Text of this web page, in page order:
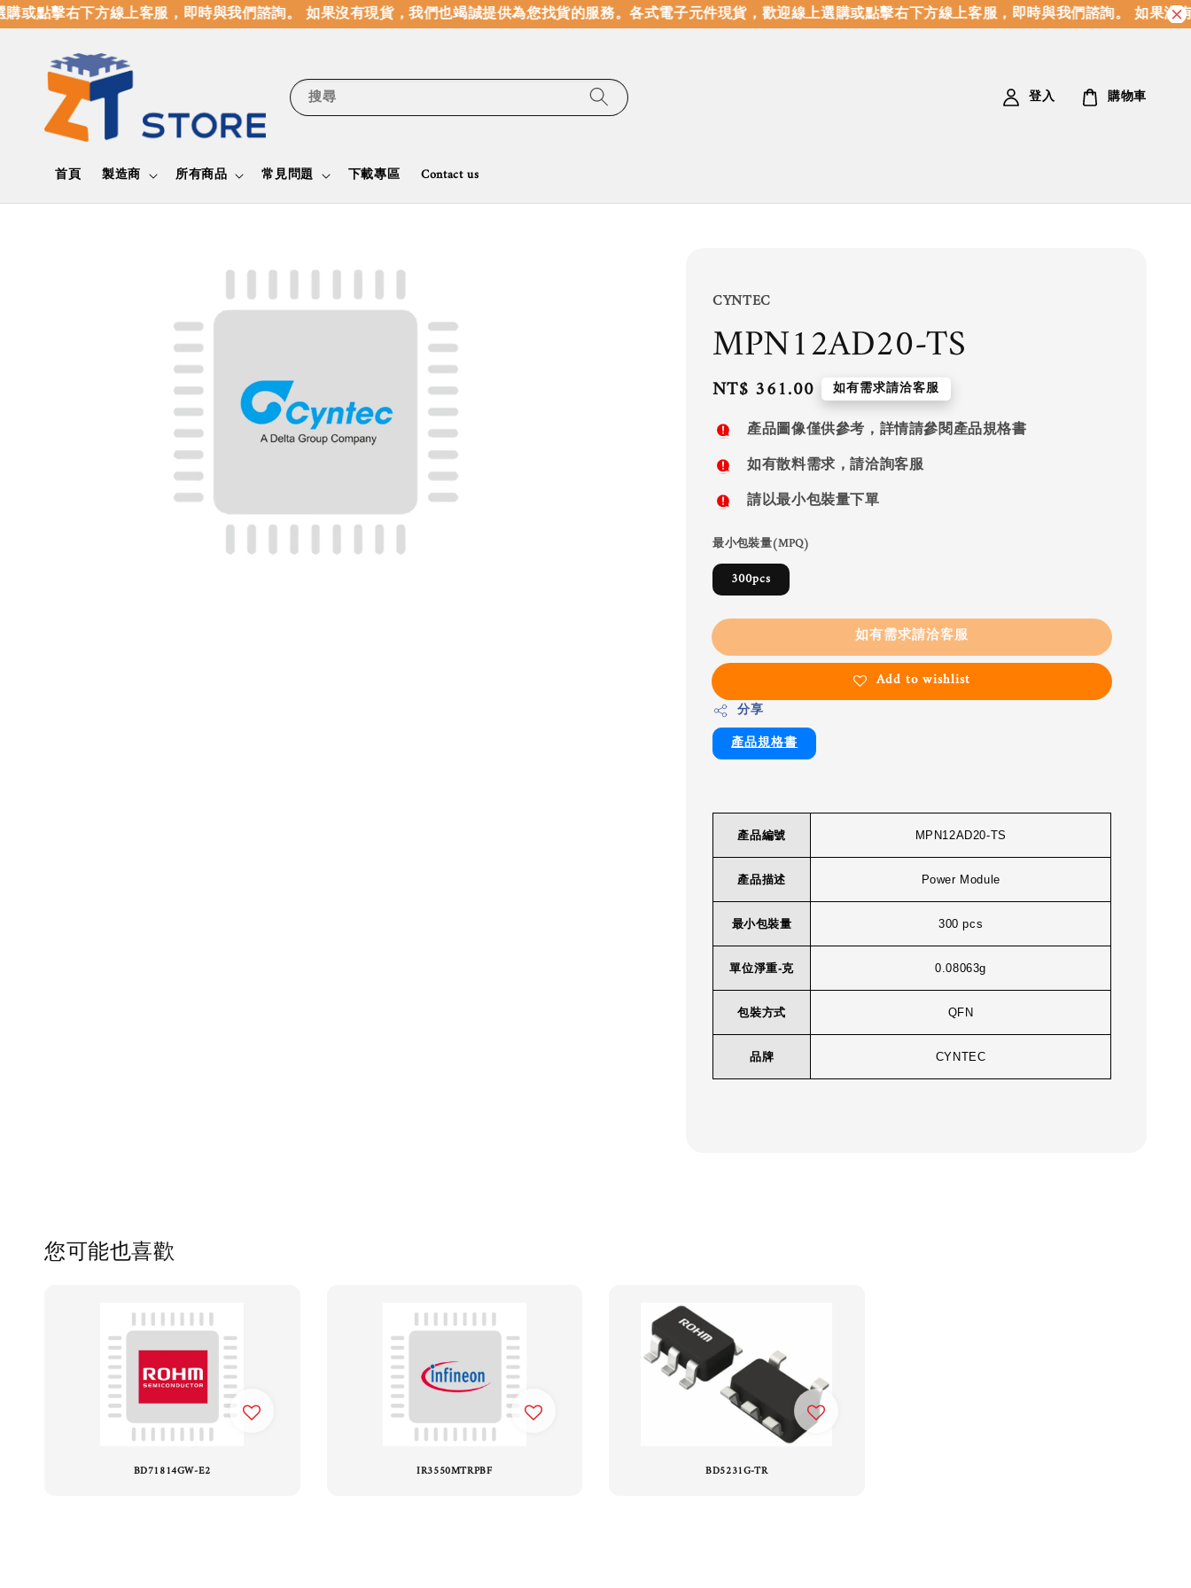
點擊右下方線上客服，即時與我們諮詢。 如果沒有現貨，我們也竭誠提供為您找貨的服務。各式電子元件現貨，歡迎線上選購或點擊右下方線上客服，即時與我們諮詢。 如果沒有
搜尋
首頁 製造商 所有商品 常見問題 下載專區 Contact us
登入 購物車
CYNTEC
MPN12AD20-TS
Regular
price
NT$ 361.00 如有需求請洽客服
產品圖像僅供參考，詳情請參閱產品規格書
如有散料需求，請洽詢客服
請以最小包裝量下單
最小包裝量(MPQ)
300pcs
如有需求請洽客服
Add to wishlist
分享
產品規格書
產品編號 MPN12AD20-TS
產品描述 Power Module
最小包裝量 300 pcs
單位淨重-克 0.08063g
包裝方式 QFN
品牌 CYNTEC
您可能也喜歡
BD71814GW-E2 IR3550MTRPBF BD5231G-TR